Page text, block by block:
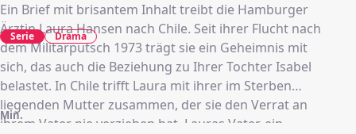
Ein Brief mit brisantem Inhalt treibt die Hamburger
Ärztin Laura Hansen nach Chile. Seit ihrer Flucht nach
dem Militärputsch 1973 trägt sie ein Geheimnis mit
sich, das auch die Beziehung zu Ihrer Tochter Isabel
belastet. In Chile trifft Laura mit ihrer im Sterben
liegenden Mutter zusammen, der sie den Verrat an
ihrem Vater nie verziehen hat. Lauras Vater, ein
Min.
Serie Drama